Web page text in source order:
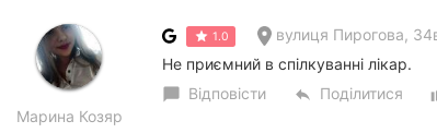
Марина Козяр
1.0 вулиця Пирогова,
Не приємний в спілкуванні лікар.
chat_bubble Відповісти reply Поділитися